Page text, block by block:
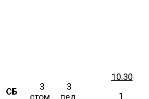
СБ
3
стом.
3
пед.
10.30
1